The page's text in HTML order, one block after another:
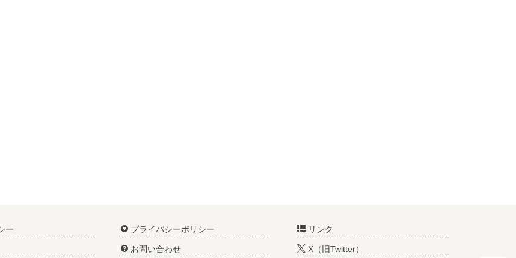
ー プライバシーポリシー リンク
お問い合わせ X（旧Twitter）